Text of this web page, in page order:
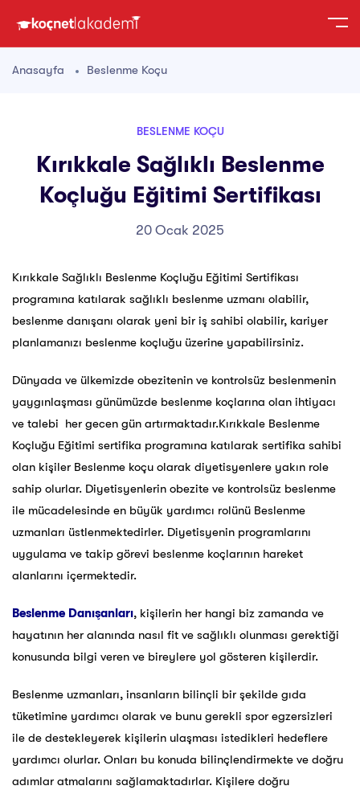
Anasayfa Beslenme Koçu
BESLENME KOÇU
Kırıkkale Sağlıklı Beslenme
Koçluğu Eğitimi Sertifikası
20 Ocak 2025
Kırıkkale Sağlıklı Beslenme Koçluğu Eğitimi Sertifikası
programına katılarak sağlıklı beslenme uzmanı olabilir,
beslenme danışanı olarak yeni bir iş sahibi olabilir, kariyer
planlamanızı beslenme koçluğu üzerine yapabilirsiniz.
Dünyada ve ülkemizde obezitenin ve kontrolsüz beslenmenin
yaygınlaşması günümüzde beslenme koçlarına olan ihtiyacı
ve talebi her gecen gün artırmaktadır.Kırıkkale Beslenme
Koçluğu Eğitimi sertifika programına katılarak sertifika sahibi
olan kişiler Beslenme koçu olarak diyetisyenlere yakın role
sahip olurlar. Diyetisyenlerin obezite ve kontrolsüz beslenme
ile mücadelesinde en büyük yardımcı rolünü Beslenme
uzmanları üstlenmektedirler. Diyetisyenin programlarını
uygulama ve takip görevi beslenme koçlarının hareket
alanlarını içermektedir.
Beslenme Danışanları, kişilerin her hangi biz zamanda ve
hayatının her alanında nasıl fit ve sağlıklı olunması gerektiği
konusunda bilgi veren ve bireylere yol gösteren kişilerdir.
Beslenme uzmanları, insanların bilinçli bir şekilde gıda
tüketimine yardımcı olarak ve bunu gerekli spor egzersizleri
ile de destekleyerek kişilerin ulaşması istedikleri hedeflere
yardımcı olurlar. Onları bu konuda bilinçlendirmekte ve doğru
adımlar atmalarını sağlamaktadırlar. Kişilere doğru